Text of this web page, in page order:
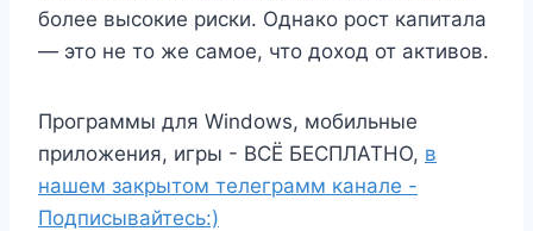
более высокие риски. Однако рост капитала
— это не то же самое, что доход от активов.
Программы для Windows, мобильные
приложения, игры - ВСЁ БЕСПЛАТНО, в
нашем закрытом телеграмм канале -
Подписывайтесь:)